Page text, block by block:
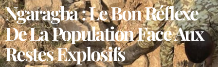
Ngaragba : Le Bon Réflexe
De La Population Face Aux
Restes Explosifs